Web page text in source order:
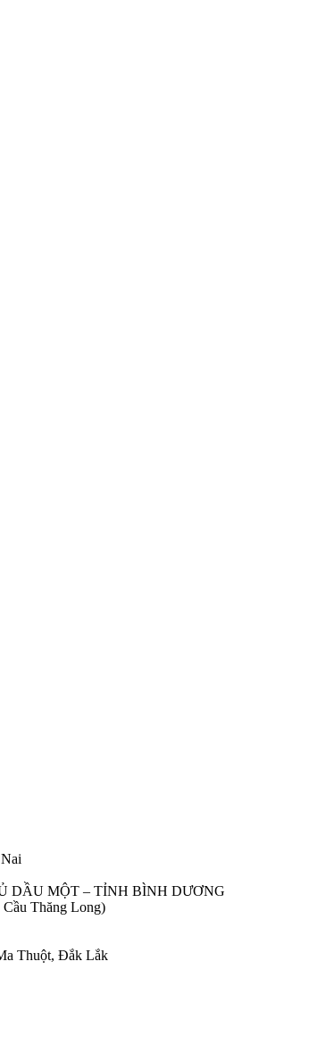
DẦU MỘT – TỈNH BÌNH DƯƠNG
Thăng Long)
Thuột, Đắk Lắk